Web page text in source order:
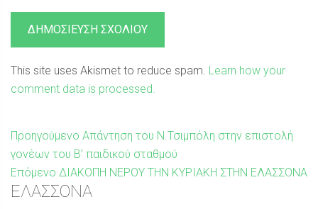
This site uses Akismet to reduce spam. Learn how your
comment data is processed.
Πλοήγηση
άρθρων
Προηγούμενο Προηγούμενη
δημοσίευση:
Απάντηση του Ν.Τσιμπόλη στην επιστολή
γονέων του Β’ παιδικού σταθμού
Επόμενο Επόμενη
δημοσίευση:
ΔΙΑΚΟΠΗ ΝΕΡΟΥ ΤΗΝ ΚΥΡΙΑΚΗ ΣΤΗΝ ΕΛΑΣΣΟΝΑ
Sidebar
ΕΛΑΣΣΟΝΑ